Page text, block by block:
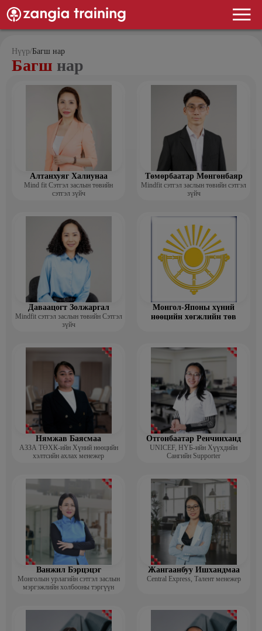
Нүүр/Багш нар
Багш нар
Алтанхуяг Халиунаа
Mind fit Сэтгэл заслын төвийн
сэтгэл зүйч
Төмөрбаатар Мөнгөнбаяр
Mindfit сэтгэл заслын төвийн сэтгэл
зүйч
Даваацогт Золжаргал
Mindfit сэтгэл заслын төвийн Сэтгэл
зүйч
Монгол-Японы хүний
нөөцийн хөгжлийн төв
Нямжав Баясмаа
АЗЗА ТӨХК-ийн Хүний нөөцийн
хэлтсийн ахлах менежер
Отгонбаатар Ренчинханд
UNIСЕF, НҮБ-ийн Хүүхдийн
Сангийн Supporter
Ванжил Бэрцэцэг
Монголын урлагийн сэтгэл заслын
мэргэжлийн холбооны тэргүүн
Жангаанбуу Ишхандмаа
Central Express, Талент менежер